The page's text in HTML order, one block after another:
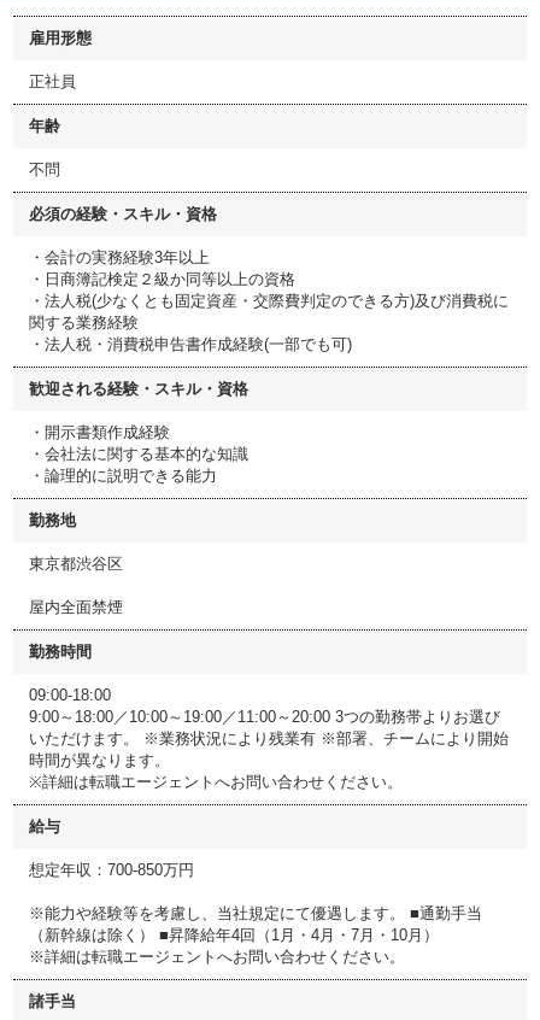
雇用形態
正社員
年齢
不問
必須の経験・スキル・資格
・会計の実務経験3年以上
・日商簿記検定２級か同等以上の資格
・法人税(少なくとも固定資産・交際費判定のできる方)及び消費税に
関する業務経験
・法人税・消費税申告書作成経験(一部でも可)
歓迎される経験・スキル・資格
・開示書類作成経験
・会社法に関する基本的な知識
・論理的に説明できる能力
勤務地
東京都渋谷区
屋内全面禁煙
勤務時間
09:00-18:00
9:00～18:00／10:00～19:00／11:00～20:00 3つの勤務帯よりお選び
いただけます。 ※業務状況により残業有 ※部署、チームにより開始
時間が異なります。
※詳細は転職エージェントへお問い合わせください。
給与
想定年収：700-850万円
※能力や経験等を考慮し、当社規定にて優遇します。 ■通勤手当
（新幹線は除く） ■昇降給年4回（1月・4月・7月・10月）
※詳細は転職エージェントへお問い合わせください。
諸手当